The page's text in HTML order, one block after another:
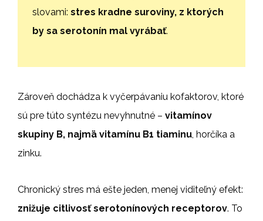
slovami: stres kradne suroviny, z ktorých
by sa serotonín mal vyrábať.
Zároveň dochádza k vyčerpávaniu kofaktorov, ktoré
sú pre túto syntézu nevyhnutné – vitamínov
skupiny B, najmä vitamínu B1 tiaminu, horčíka a
zinku.
Chronický stres má ešte jeden, menej viditeľný efekt:
znižuje citlivosť serotonínových receptorov. To